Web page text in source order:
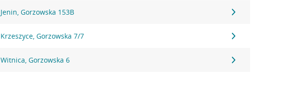
Jenin, Gorzowska 153B
Krzeszyce, Gorzowska 7/7
Witnica, Gorzowska 6